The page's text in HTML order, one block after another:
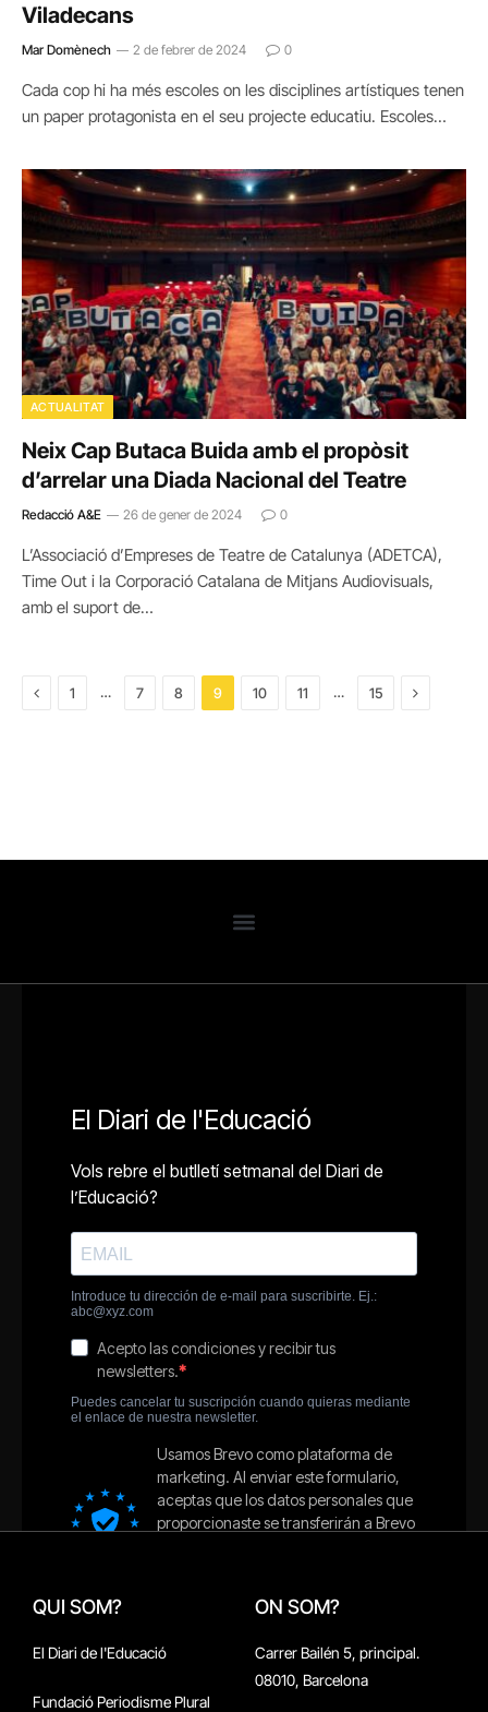
Viladecans
Mar Domènech 2 de febrer de 2024 0
Cada cop hi ha més escoles on les disciplines artístiques tenen
un paper protagonista en el seu projecte educatiu. Escoles…
ACTUALITAT
Neix Cap Butaca Buida amb el propòsit
d’arrelar una Diada Nacional del Teatre
Redacció A&E 26 de gener de 2024 0
L’Associació d’Empreses de Teatre de Catalunya (ADETCA),
Time Out i la Corporació Catalana de Mitjans Audiovisuals,
amb el suport de…
Previous
1 … 7 8 9 10 11 … 15 Next
QUI SOM?
El Diari de l'Educació
Fundació Periodisme Plural
ON SOM?
Carrer Bailén 5, principal.
08010, Barcelona